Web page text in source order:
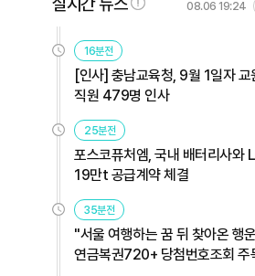
08.06 19:24
16분전
[인사] 충남교육청, 9월 1일자 교
직원 479명 인사
25분전
포스코퓨처엠, 국내 배터리사와
19만t 공급계약 체결
35분전
"서울 여행하는 꿈 뒤 찾아온
연금복권720+ 당첨번호조회 주